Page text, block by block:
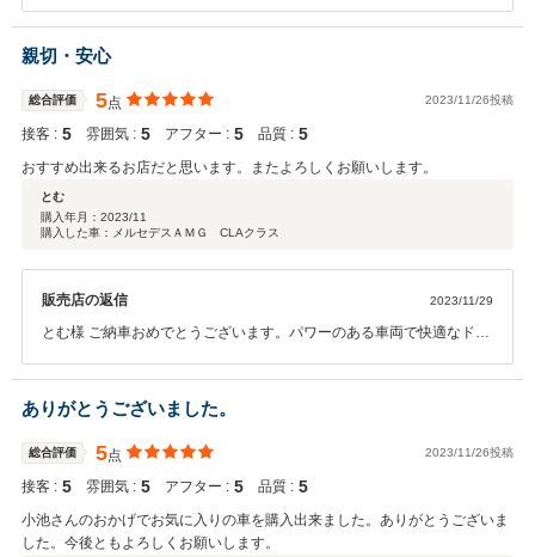
ていただきますので安心してカーライフをお楽しみください。ありが
とうございました！！
親切・安心
総合評価 5点 2023/11/26投稿
接客 : 5 雰囲気 : 5 アフター : 5 品質 : 5
おすすめ出来るお店だと思います。またよろしくお願いします。
とむ
購入年月： 2023/11
購入した車：メルセデスＡＭＧ CLAクラス
販売店の返信 2023/11/29
とむ様 ご納車おめでとうございます。パワーのある車両で快適なドラ
ローさせていただきますので安心してカーライフをお楽しみくださ
い。ありがとうございました！！
ありがとうございました。
総合評価 5点 2023/11/26投稿
接客 : 5 雰囲気 : 5 アフター : 5 品質 : 5
小池さんのおかげでお気に入りの車を購入出来ました。ありがとうございま
した。今後ともよろしくお願いします。